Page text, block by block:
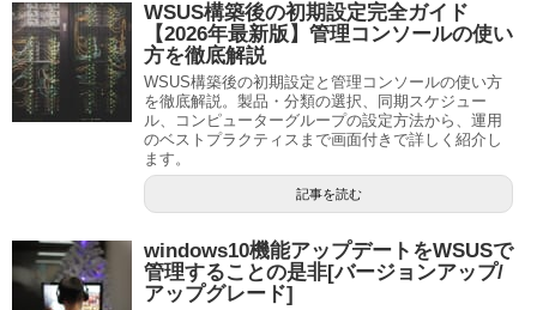
WSUS構築後の初期設定完全ガイド
【2026年最新版】管理コンソールの使い
方を徹底解説
WSUS構築後の初期設定と管理コンソールの使い方
を徹底解説。製品・分類の選択、同期スケジュー
ル、コンピューターグループの設定方法から、運用
のベストプラクティスまで画面付きで詳しく紹介し
ます。
記事を読む
windows10機能アップデートをWSUSで
管理することの是非[バージョンアップ/
アップグレード]